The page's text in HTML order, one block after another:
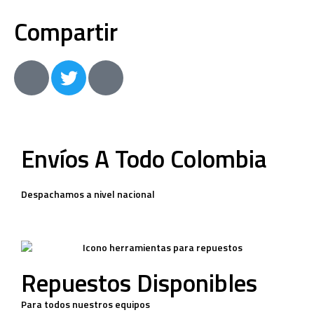
Compartir
Envíos A Todo Colombia
Despachamos a nivel nacional
Repuestos Disponibles
Para todos nuestros equipos